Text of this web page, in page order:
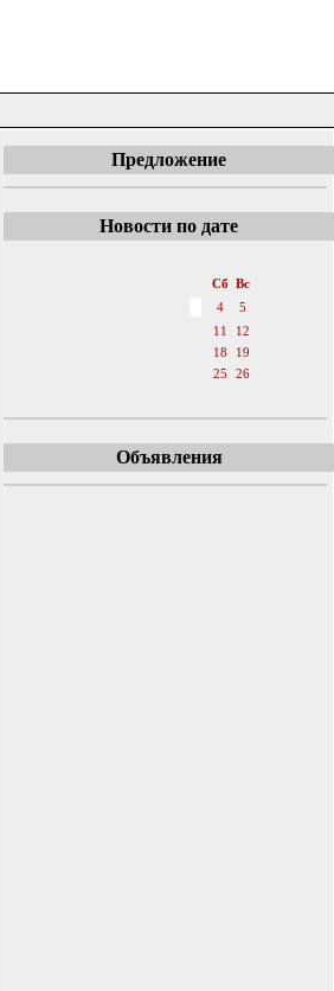
Предложение
Новости по дате
Сб Вс
4
5
11
12
18
19
25
26
Объявления